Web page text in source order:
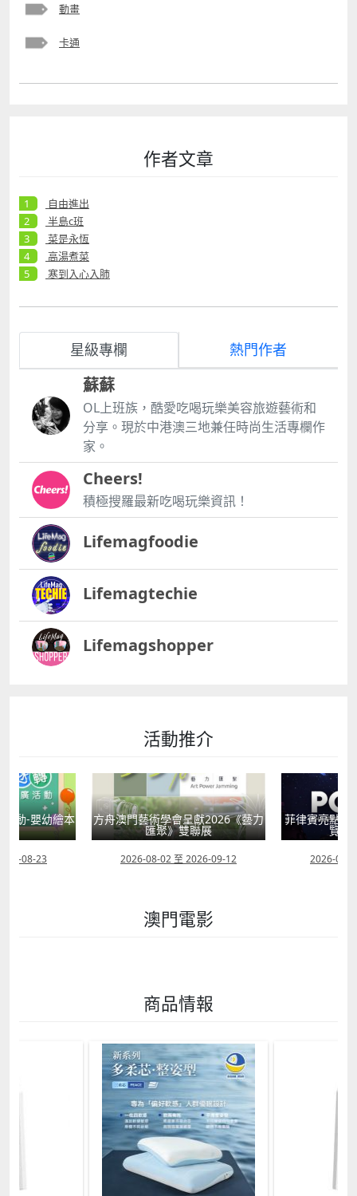
動畫
卡通
作者文章
自由進出
半島c班
菜是永恆
高湯煮菜
寒到入心入肺
星級專欄 熱門作者
蘇蘇
OL上班族，酷愛吃喝玩樂美容旅遊藝術和
分享。現於中港澳三地兼任時尚生活專欄作
家。
Cheers!
積極搜羅最新吃喝玩樂資訊！
Lifemagfoodie
Lifemagtechie
Lifemagshopper
活動推介
動-嬰幼繪本
08-23
方舟澳門藝術學會呈獻2026《藝力
匯聚》雙聯展
2026-08-02 至 2026-09-12
菲律賓亮點文
覽會
2026-07-
澳門電影
商品情報